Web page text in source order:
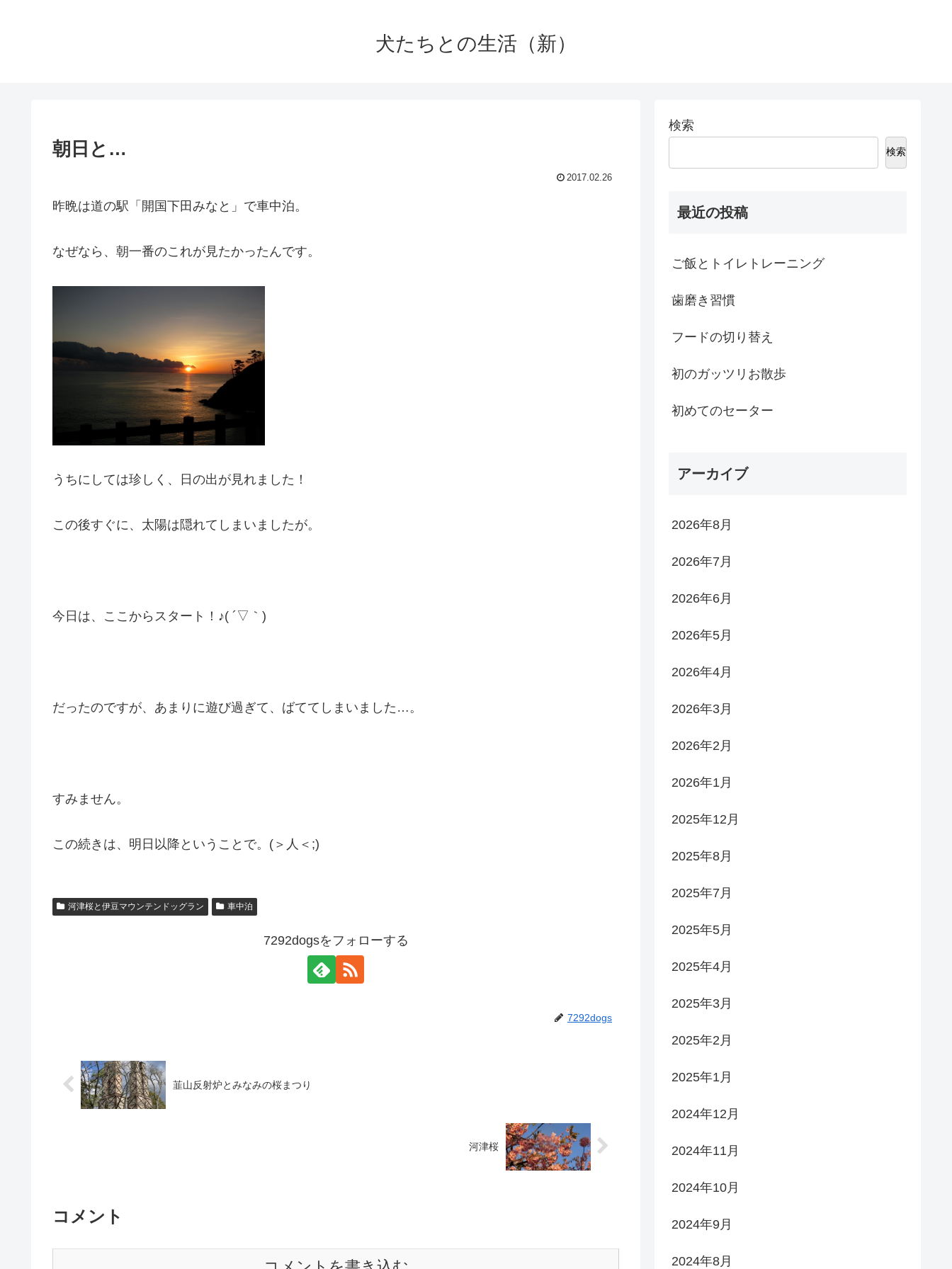
犬たちとの生活（新）
朝日と…
2017.02.26
昨晩は道の駅「開国下田みなと」で車中泊。
なぜなら、朝一番のこれが見たかったんです。
うちにしては珍しく、日の出が見れました！
この後すぐに、太陽は隠れてしまいましたが。
今日は、ここからスタート！♪( ´▽｀)
だったのですが、あまりに遊び過ぎて、ばててしまいました…。
すみません。
この続きは、明日以降ということで。(＞人＜;)
河津桜と伊豆マウンテンドッグラン 車中泊
7292dogsをフォローする
7292dogs
韮山反射炉とみなみの桜まつり
河津桜
コメント
検索
検索
最近の投稿
ご飯とトイレトレーニング
歯磨き習慣
フードの切り替え
初のガッツリお散歩
初めてのセーター
アーカイブ
2026年8月
2026年7月
2026年6月
2026年5月
2026年4月
2026年3月
2026年2月
2026年1月
2025年12月
2025年8月
2025年7月
2025年5月
2025年4月
2025年3月
2025年2月
2025年1月
2024年12月
2024年11月
2024年10月
2024年9月
2024年8月